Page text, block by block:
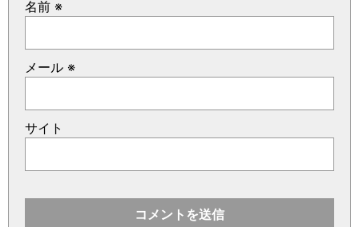
名前 ※
メール ※
サイト